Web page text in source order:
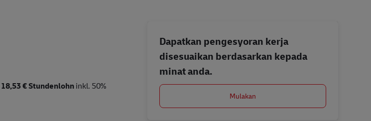
18,53 € Stundenlohninkl. 50%
Dapatkan pengesyoran kerja
disesuaikan berdasarkan kepada
minat anda.
Mulakan